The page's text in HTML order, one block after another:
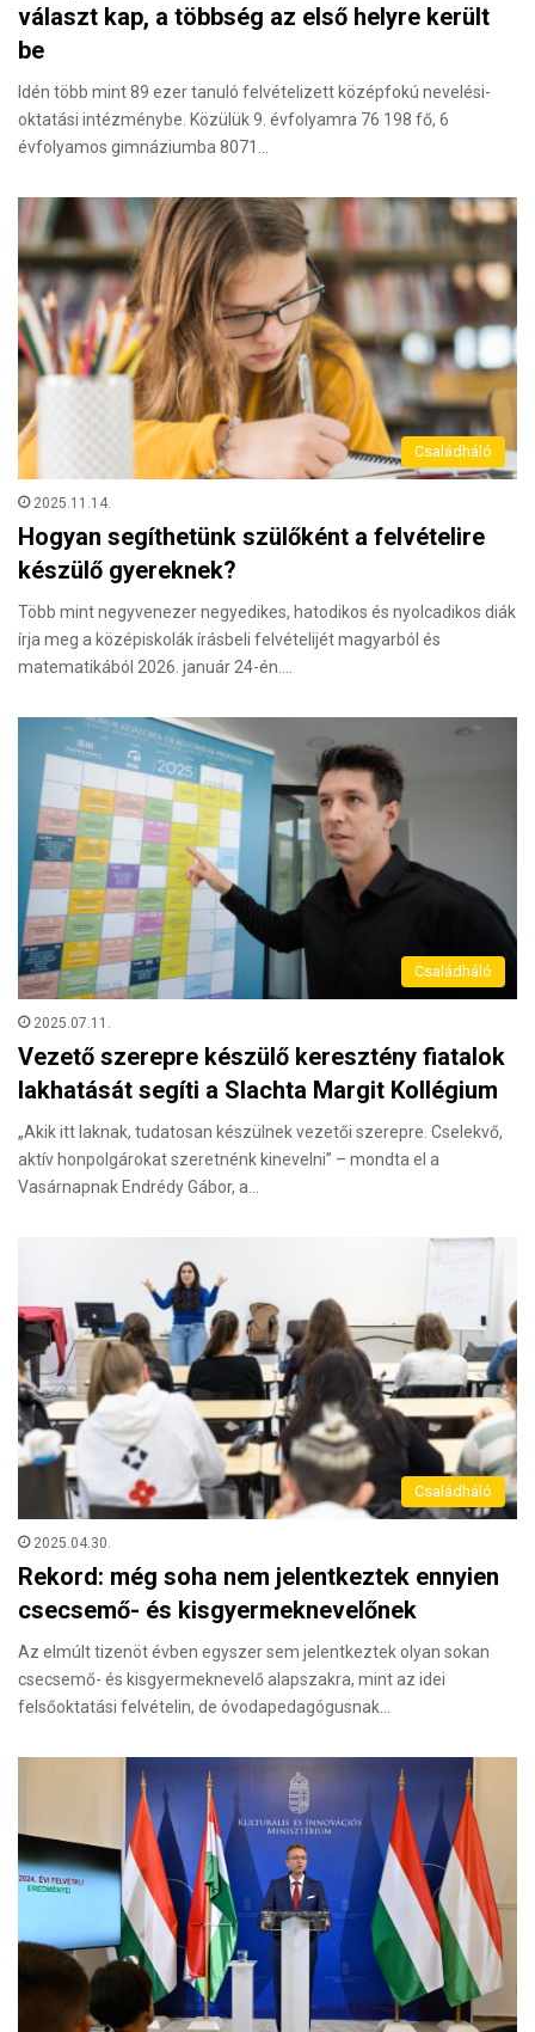
választ kap, a többség az első helyre került
be
Idén több mint 89 ezer tanuló felvételizett középfokú nevelési-
oktatási intézménybe. Közülük 9. évfolyamra 76 198 fő, 6
évfolyamos gimnáziumba 8071…
Családháló
2025.11.14.
Hogyan segíthetünk szülőként a felvételire
készülő gyereknek?
Több mint negyvenezer negyedikes, hatodikos és nyolcadikos diák
írja meg a középiskolák írásbeli felvételijét magyarból és
matematikából 2026. január 24-én.…
Családháló
2025.07.11.
Vezető szerepre készülő keresztény fiatalok
lakhatását segíti a Slachta Margit Kollégium
„Akik itt laknak, tudatosan készülnek vezetői szerepre. Cselekvő,
aktív honpolgárokat szeretnénk kinevelni” – mondta el a
Vasárnapnak Endrédy Gábor, a…
Családháló
2025.04.30.
Rekord: még soha nem jelentkeztek ennyien
csecsemő- és kisgyermeknevelőnek
Az elmúlt tizenöt évben egyszer sem jelentkeztek olyan sokan
csecsemő- és kisgyermeknevelő alapszakra, mint az idei
felsőoktatási felvételin, de óvodapedagógusnak…